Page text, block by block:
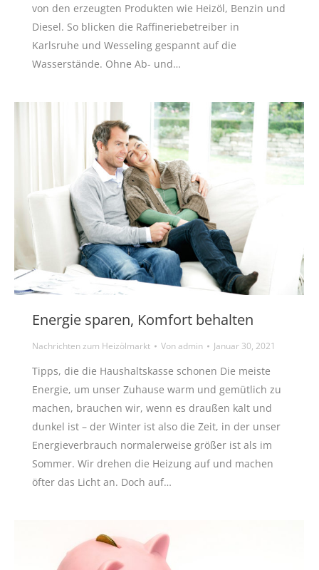
von den erzeugten Produkten wie Heizöl, Benzin und
Diesel. So blicken die Raffineriebetreiber in
Karlsruhe und Wesseling gespannt auf die
Wasserstände. Ohne Ab- und…
Energie sparen, Komfort behalten
Nachrichten zum Heizölmarkt Vonadmin Januar 30, 2021
Tipps, die die Haushaltskasse schonen Die meiste
Energie, um unser Zuhause warm und gemütlich zu
machen, brauchen wir, wenn es draußen kalt und
dunkel ist – der Winter ist also die Zeit, in der unser
Energieverbrauch normalerweise größer ist als im
Sommer. Wir drehen die Heizung auf und machen
öfter das Licht an. Doch auf…